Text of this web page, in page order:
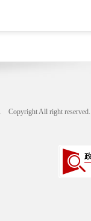
All right